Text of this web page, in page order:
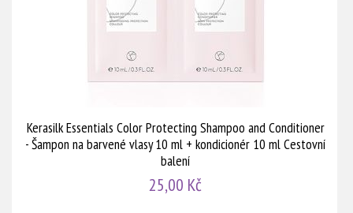
Kerasilk Essentials Color Protecting Shampoo and Conditioner
- Šampon na barvené vlasy 10 ml + kondicionér 10 ml Cestovní
balení
25,00 Kč